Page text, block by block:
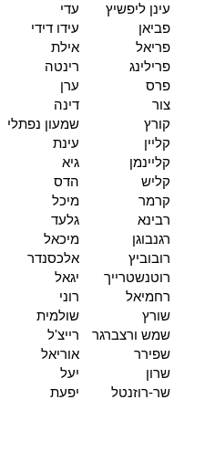
עינן ליפשיץ
עדי
פביאן
עידו דידי
פריאל
אילת
פרילינג
רינטה
פרס
ערן
צור
דינה
קורץ
שמעון נפתלי
קליין
עינת
קליינמן
גיא
קליש
הדס
קרמר
מיכל
רבינא
גלעד
רגנבוגן
מיכאל
רובוביץ
אלכסנדר
רוטנשטרייך
יגאל
רחמיאל
רוני
שורץ
שולמית
שמש ורצברגר
רייצ'ל
שפירר
אוריאל
שרון
יעל
שר-רוזנטל
יפעת